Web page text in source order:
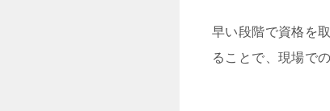
早い段階で資格を
ることで、現場で